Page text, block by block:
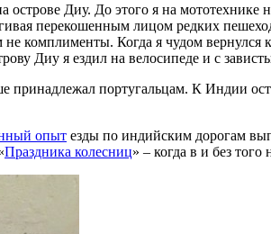
Диу. До этого я на
перекошенным лицом редких
комплименты. Когда я чудом вернулся
Диу я ездил на велосипеде и с
принадлежал португальцам. К Индии
опыт езды по индийским дорогам
Праздника колесниц» – когда в и без